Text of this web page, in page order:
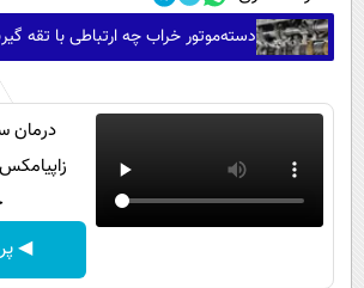
دسته‌موتور خراب چه ارتباطی با تقه
درمان
◀